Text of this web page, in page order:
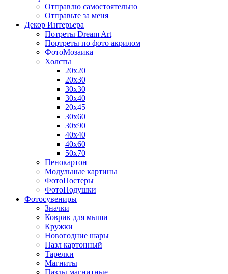
Отправлю самостоятельно
Отправьте за меня
Декор Интерьера
Потреты Dream Art
Портреты по фото акрилом
ФотоМозаика
Холсты
20х20
20х30
30х30
30х40
20х45
30х60
30х90
40х40
40х60
50х70
Пенокартон
Модульные картины
ФотоПостеры
ФотоПодушки
Фотоcувениры
Значки
Коврик для мыши
Кружки
Новогодние шары
Пазл картонный
Тарелки
Магниты
Пазлы магнитные